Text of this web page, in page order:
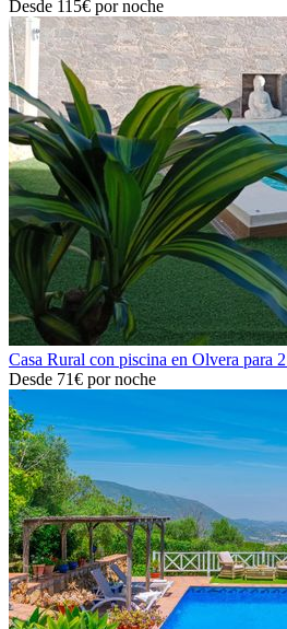
Desde 115€ por noche
Casa Rural con piscina en Olvera para
Desde 71€ por noche